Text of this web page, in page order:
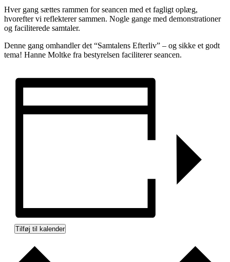
Hver gang sættes rammen for seancen med et fagligt oplæg,
hvorefter vi reflekterer sammen. Nogle gange med demonstrationer
og faciliterede samtaler.
Denne gang omhandler det “Samtalens Efterliv” – og sikke et godt
tema! Hanne Moltke fra bestyrelsen faciliterer seancen.
Tilføj til kalender